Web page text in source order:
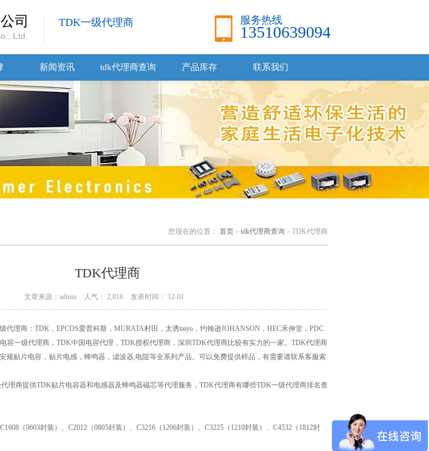
司
Ltd.
TDK一级代理商 服务热线
13510639094
新闻资讯 tdk代理商查询 产品库存 联系我们
您现在的位置： 首页 > tdk代理商查询 > TDK代理商
TDK代理商
文章来源：admin 人气： 2,818 发表时间： 12-01
代理商：TDK，EPCOS爱普科斯，MURATA村田，太诱taiyo，约翰逊JOHANSON，HEC禾伸堂，PDC
容一级代理商，TDK中国电容代理，TDK授权代理商，深圳TDK代理商比较有实力的一家。TDK代理商
规贴片电容，贴片电感，蜂鸣器，滤波器,电阻等全系列产品。可以免费提供样品，有需要请联系客服索
理商提供TDK贴片电容器和电感器及蜂鸣器磁芯等代理服务，TDK代理商有哪些TDK一级代理商排名查
（0603封装）、C2012（0805封装）、C3216（1206封装）、C3225（1210封装）、C4532（1812封